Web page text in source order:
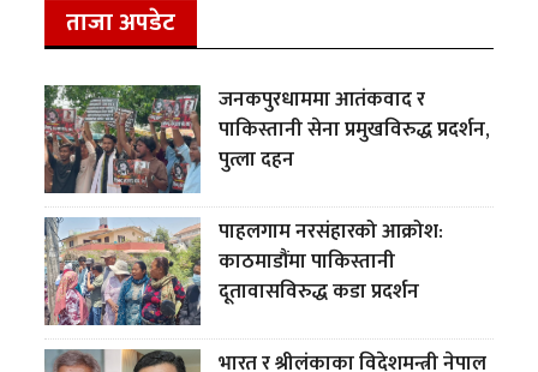
ताजा अपडेट
जनकपुरधाममा आतंकवाद र
पाकिस्तानी सेना प्रमुखविरुद्ध प्रदर्शन,
पुत्ला दहन
पाहलगाम नरसंहारको आक्रोश:
काठमाडौंमा पाकिस्तानी
दूतावासविरुद्ध कडा प्रदर्शन
भारत र श्रीलंकाका विदेशमन्त्री नेपाल